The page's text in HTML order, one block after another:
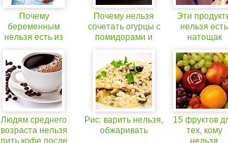
Почему
беременным
нельзя есть из
посуды?
Людям среднего
возраста нельзя
пить кофе после
Почему нельзя
сочетать огурцы с
помидорами и
Рис: варить нельзя,
обжаривать
Эти
нельзя есть
натощак
15 фруктов
тех, кому
нельзя